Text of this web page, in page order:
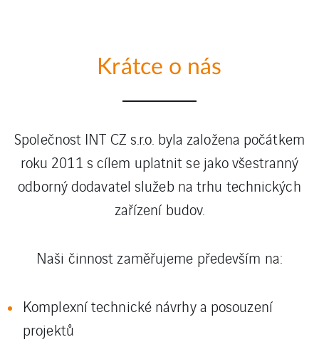
Krátce o nás
Společnost INT CZ s.r.o. byla založena počátkem
roku 2011 s cílem uplatnit se jako všestranný
odborný dodavatel služeb na trhu technických
zařízení budov.
Naši činnost zaměřujeme především na:
Komplexní technické návrhy a posouzení
projektů